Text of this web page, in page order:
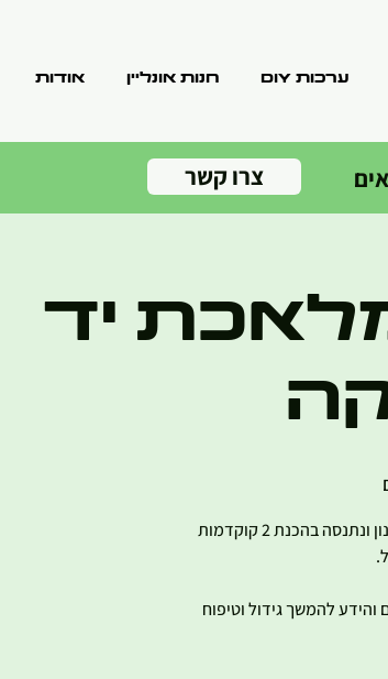
ערכות DIY חנות אונליין אודות
צרו קשר
יד
הסדנה הינה סדנה מקצועית וחוויתית בה נלמד אודות טכניקת הגינון ונתנסה בהכנת 2 קוקדמות
להמשך גידול וטיפוח